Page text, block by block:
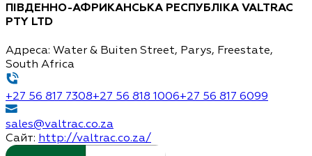
ПІВДЕННО-АФРИКАНСЬКА РЕСПУБЛІКА VALTRAC
PTY LTD
Адреса: Water & Buiten Street, Parys, Freestate,
South Africa
+27 56 817 7308+27 56 818 1006+27 56 817 6099
sales@valtrac.co.za
Сайт: http://valtrac.co.za/